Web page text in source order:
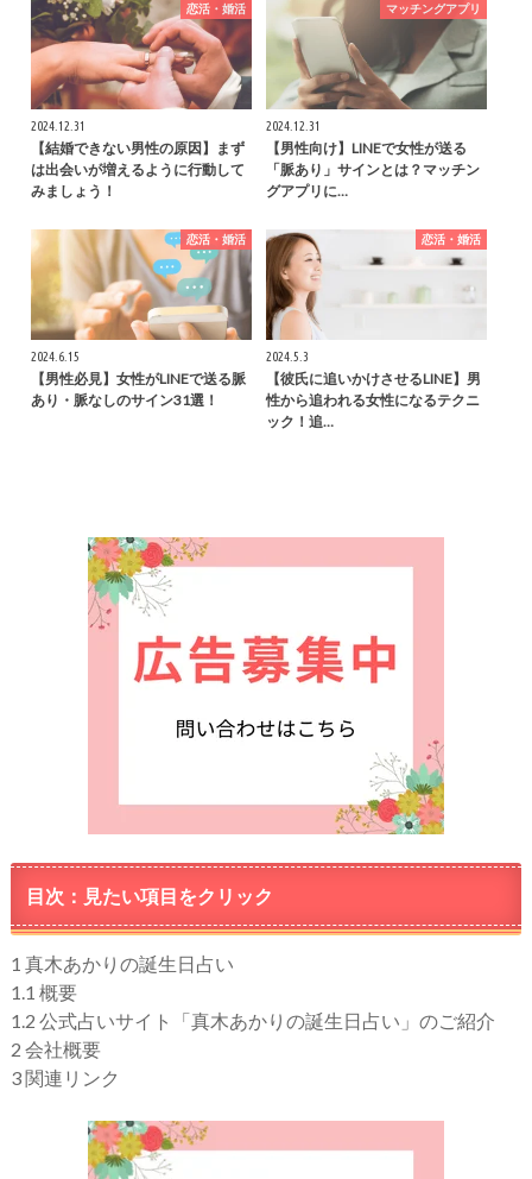
恋活・婚活
2024.12.31
【結婚できない男性の原因】まず
は出会いが増えるように行動して
みましょう！
マッチングアプリ
2024.12.31
【男性向け】LINEで女性が送る
「脈あり」サインとは？マッチン
グアプリに…
恋活・婚活
2024.6.15
【男性必見】女性がLINEで送る脈
あり・脈なしのサイン31選！
恋活・婚活
2024.5.3
【彼氏に追いかけさせるLINE】男
性から追われる女性になるテクニ
ック！追…
目次：見たい項目をクリック
1 真木あかりの誕生日占い
1.1 概要
1.2 公式占いサイト「真木あかりの誕生日占い」のご紹介
2 会社概要
3関連リンク